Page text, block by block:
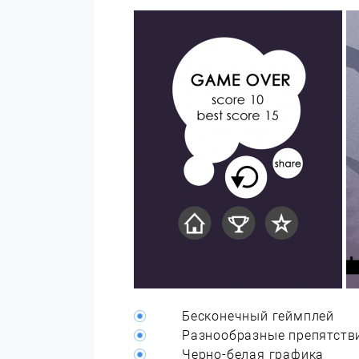
Бесконечный геймплей
Разнообразные
Черно-белая графика